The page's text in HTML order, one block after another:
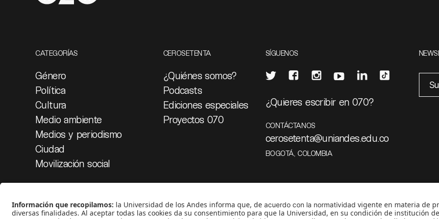
CATEGORÍAS
Género
Política
Cultura
Medio ambiente
Medios y periodismo
Ciudad
Movilización social
CEROSETENTA
¿Quiénes somos?
Podcasts
Ediciones especiales
Proyectos 070
SÍGUENOS
¿Quieres escribir en 070?
CONTÁCTANOS
cerosetenta@uniandes.edu.co
BOGOTÁ, COLOMBIA